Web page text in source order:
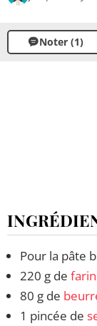
Noter (1)
Pour la pâte
220 g de
80 g de
1 pincée de